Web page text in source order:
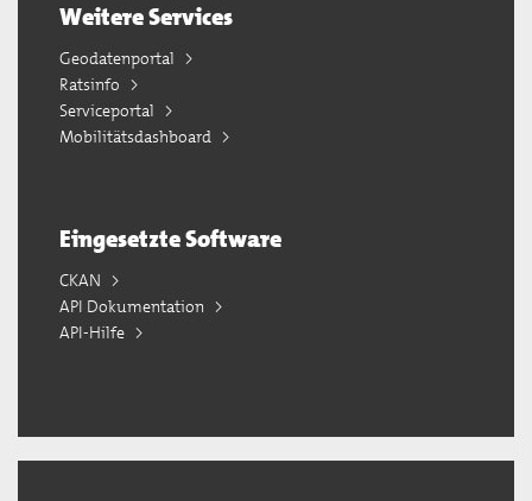
Weitere Services
Geodatenportal
Ratsinfo
Serviceportal
Mobilitätsdashboard
Eingesetzte Software
CKAN
API Dokumentation
API-Hilfe